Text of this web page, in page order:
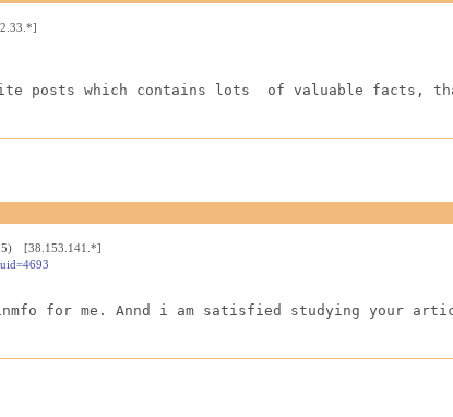
posts which contains lots  of valuable facts,
[38.153.141.*]
for me. Annd i am satisfied studying your